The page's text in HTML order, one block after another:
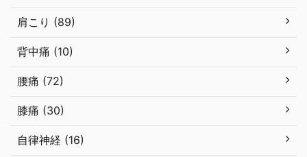
肩こり (89)
背中痛 (10)
腰痛 (72)
膝痛 (30)
自律神経 (16)